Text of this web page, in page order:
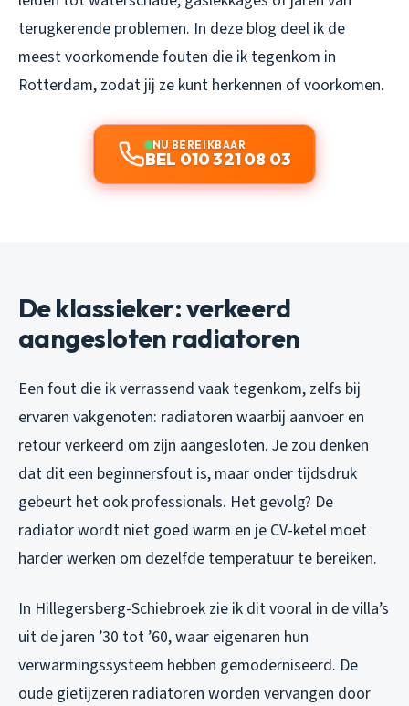
terugkerende problemen. In deze blog deel ik de
meest voorkomende fouten die ik tegenkom in
Rotterdam, zodat jij ze kunt herkennen of voorkomen.
NU BEREIKBAAR
BEL 010 321 08 03
De klassieker: verkeerd
aangesloten radiatoren
Een fout die ik verrassend vaak tegenkom, zelfs bij
ervaren vakgenoten: radiatoren waarbij aanvoer en
retour verkeerd om zijn aangesloten. Je zou denken
dat dit een beginnersfout is, maar onder tijdsdruk
gebeurt het ook professionals. Het gevolg? De
radiator wordt niet goed warm en je CV-ketel moet
harder werken om dezelfde temperatuur te bereiken.
In Hillegersberg-Schiebroek zie ik dit vooral in de villa’s
uit de jaren ’30 tot ’60, waar eigenaren hun
verwarmingssysteem hebben gemoderniseerd. De
oude gietijzeren radiatoren worden vervangen door